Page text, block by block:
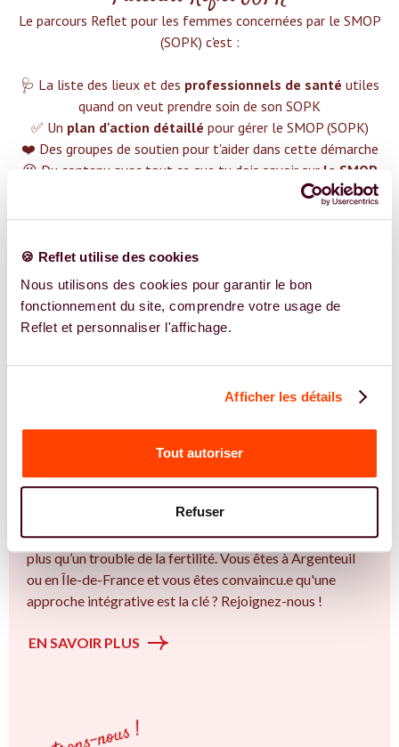
🍪 Reflet utilise des cookies
Nous utilisons des cookies pour garantir le bon
fonctionnement du site, comprendre votre usage de
Reflet et personnaliser l'affichage.
Afficher les détails
Tout autoriser
Refuser
Le parcours Reflet pour les femmes concernées par le SMOP
(SOPK) c'est :‍
🩺 La liste des lieux et des professionnels de santé utiles
quand on veut prendre soin de son SOPK
✅ Un plan d'action détaillé pour gérer le SMOP (SOPK)
❤️ Des groupes de soutien pour t'aider dans cette démarche
😉 Du contenu avec tout ce que tu dois savoir sur le SMOP
Vous êtes Sage Femme expert.e.s en SMOP
(SOPK) ?
Vous êtes Sage Femme spécialiste dans dans
l'accompagnement des femmes et des couples sur la
thématique de la fertilité et particulièrement sur le Bien
plus qu’un trouble de la fertilité. Vous êtes à Argenteuil
ou en Île-de-France et vous êtes convaincu.e qu'une
approche intégrative est la clé ? Rejoignez-nous !
EN SAVOIR PLUS